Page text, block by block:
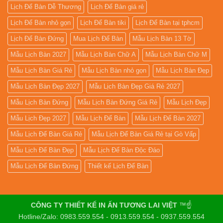
Lịch Để Bàn Dễ Thương Lịch Để Bàn giá rẻ
Lịch Để Bàn nhỏ gọn Lịch Để Bàn tiki Lịch Để Bàn tại tphcm
Lịch Để Bàn Đứng Mua Lịch Để Bàn Mẫu Lịch Bàn 13 Tờ
Mẫu Lịch Bàn 2027 Mẫu Lịch Bàn Chữ A Mẫu Lịch Bàn Chữ M
Mẫu Lịch Bàn Giá Rẻ Mẫu Lịch Bàn nhỏ gọn Mẫu Lịch Bàn Đẹp
Mẫu Lịch Bàn Đẹp 2027 Mẫu Lịch Bàn Đẹp Giá Rẻ 2027
Mẫu Lịch Bàn Đứng Mẫu Lịch Bàn Đứng Giá Rẻ Mẫu Lịch Đẹp
Mẫu Lịch Đẹp 2027 Mẫu Lịch Để Bàn Mẫu Lịch Để Bàn 2027
Mẫu Lịch Để Bàn Giá Rẻ Mẫu Lịch Để Bàn Giá Rẻ tại Gò Vấp
Mẫu Lịch Để Bàn Đẹp Mẫu Lịch Để Bàn Độc Đáo
Mẫu Lịch Để Bàn Đứng Thiết kế Lịch Để Bàn
CÔNG TY THIẾT KẾ IN ẤN TƯƠNG LAI VIỆT ™☝️
Hotline/Zalo: 0983.559.554 - 0913.559.554 - 0937.559.554